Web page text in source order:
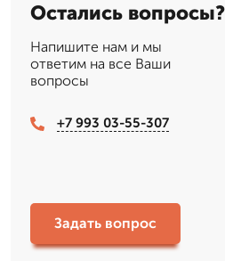
Остались вопросы?
Напишите нам и мы
ответим на все Ваши
вопросы
+7 993 03-55-307
Задать вопрос